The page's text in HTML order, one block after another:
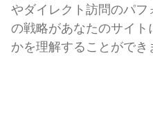
やダイレクト訪問のパ
の戦略があなたのサイ
かを理解することができ